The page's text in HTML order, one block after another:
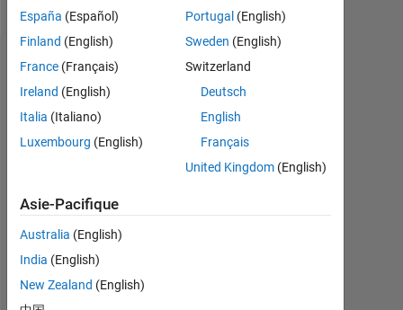
Tableau de bord
Statistiques
MATLAB Answers
CONTRIBUTIONS L
4
España (Español)
Finland (English)
France (Français)
Ireland (English)
Italia (Italiano)
Luxembourg (English)
Portugal (English)
Sweden (English)
Switzerland
Deutsch
English
Français
United Kingdom(English)
Asie-Pacifique
Australia (English)
India (English)
New Zealand (English)